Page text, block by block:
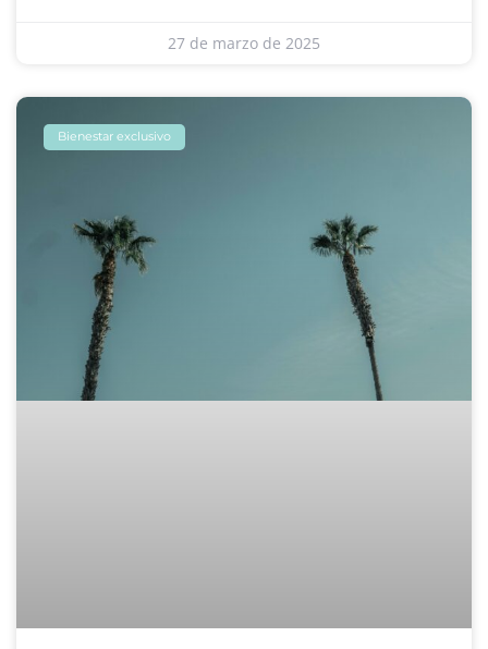
27 de marzo de 2025
Bienestar exclusivo